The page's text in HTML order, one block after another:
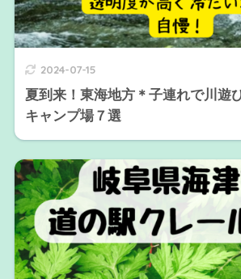
2024-07-15
夏到来！東海地方＊子連れで川遊
キャンプ場７選